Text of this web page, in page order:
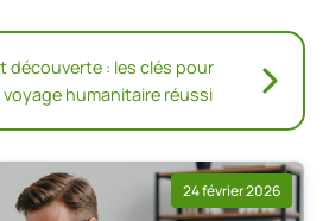
découverte : les clés pour
humanitaire réussi
24 février 2026